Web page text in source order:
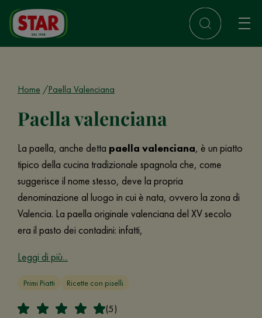
Home Paella Valenciana
Paella valenciana
La paella, anche detta paella valenciana, è un piatto
tipico della cucina tradizionale spagnola che, come
suggerisce il nome stesso, deve la propria
denominazione al luogo in cui è nata, ovvero la zona di
Valencia. La paella originale valenciana del XV secolo
era il pasto dei contadini: infatti,
Leggi di più...
Primi Piatti Ricette con piselli
(5)